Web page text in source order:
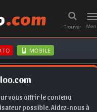
vous offrir le contenu
possible. Aidez-nous à
Trouver
MOBILE